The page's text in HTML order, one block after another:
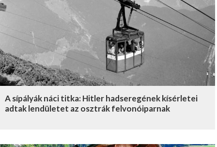
A sípályák náci titka: Hitler hadseregének kísérletei
adtak lendületet az osztrák felvonóiparnak